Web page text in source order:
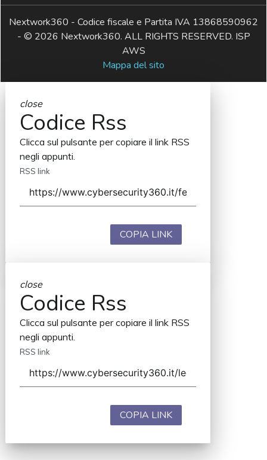
Nextwork360 - Codice fiscale e Partita IVA 13868590962
- © 2026 Nextwork360. ALL RIGHTS RESERVED. ISP
AWS
Mappa del sito
close
Codice Rss
Clicca sul pulsante per copiare il link RSS
negli appunti.
RSS link
COPIA LINK
close
Codice Rss
Clicca sul pulsante per copiare il link RSS
negli appunti.
RSS link
COPIA LINK